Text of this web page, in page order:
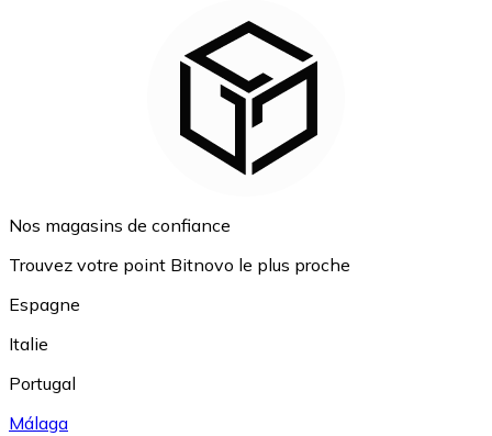
Nos magasins de confiance
Trouvez votre point Bitnovo le plus proche
Espagne
Italie
Portugal
Málaga